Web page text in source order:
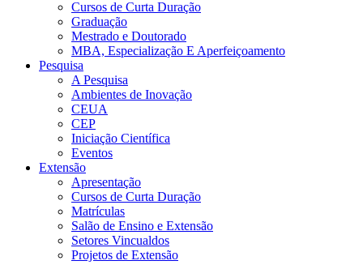
Cursos de Curta Duração
Graduação
Mestrado e Doutorado
MBA, Especialização E Aperfeiçoamento
Pesquisa
A Pesquisa
Ambientes de Inovação
CEUA
CEP
Iniciação Científica
Eventos
Extensão
Apresentação
Cursos de Curta Duração
Matrículas
Salão de Ensino e Extensão
Setores Vincualdos
Projetos de Extensão